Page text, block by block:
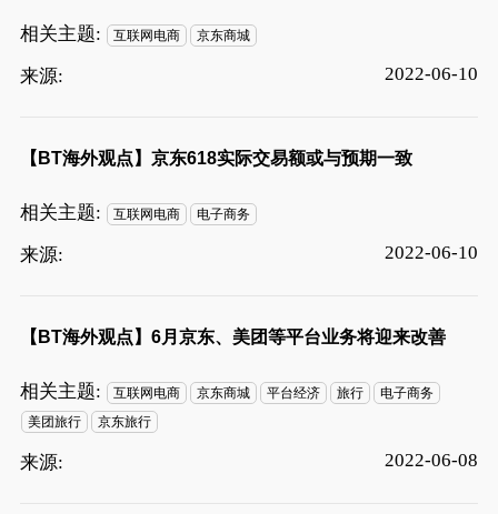
相关主题: 互联网电商 京东商城
来源: 2022-06-10
【BT海外观点】京东618实际交易额或与预期一致
相关主题: 互联网电商 电子商务
来源: 2022-06-10
【BT海外观点】6月京东、美团等平台业务将迎来改善
相关主题: 互联网电商 京东商城 平台经济 旅行
电子商务
美团旅行
京东旅行
来源: 2022-06-08